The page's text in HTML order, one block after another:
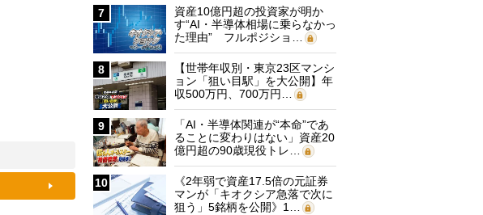
7
資産10億円超の投資家が明か
す“AI・半導体相場に乗らなかっ
た理由” フルポジショ…
8
【世帯年収別・東京23区マンシ
ョン「狙い目駅」を大公開】年
収500万円、700万円…
9
「AI・半導体関連が“本命”であ
ることに変わりはない」資産20
億円超の90歳現役トレ…
10
《2年弱で資産17.5倍の元証券
マンが「キオクシア急落で次に
狙う」5銘柄を公開》1…